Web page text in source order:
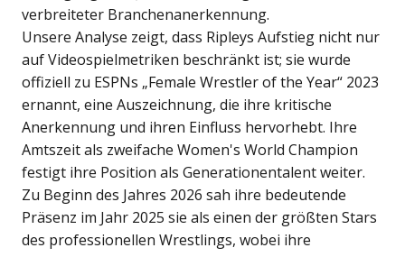
verbreiteter Branchenanerkennung.
Unsere Analyse zeigt, dass Ripleys Aufstieg nicht nur
auf Videospielmetriken beschränkt ist; sie wurde
offiziell zu ESPNs „Female Wrestler of the Year“ 2023
ernannt, eine Auszeichnung, die ihre kritische
Anerkennung und ihren Einfluss hervorhebt. Ihre
Amtszeit als zweifache Women's World Champion
festigt ihre Position als Generationentalent weiter.
Zu Beginn des Jahres 2026 sah ihre bedeutende
Präsenz im Jahr 2025 sie als einen der größten Stars
des professionellen Wrestlings, wobei ihre